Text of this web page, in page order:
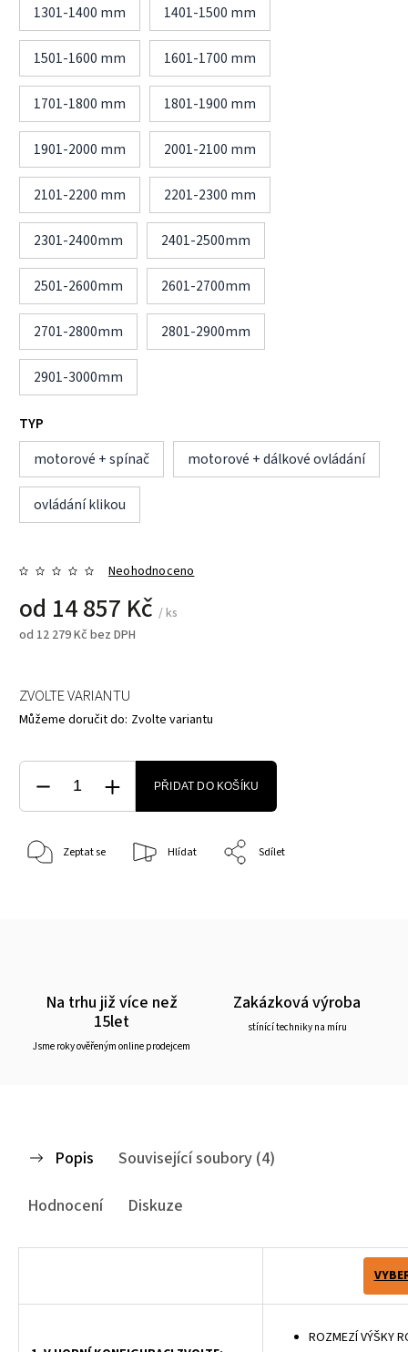
1301-1400 mm 1401-1500 mm
1501-1600 mm 1601-1700 mm
1701-1800 mm 1801-1900 mm
1901-2000 mm 2001-2100 mm
2101-2200 mm 2201-2300 mm
2301-2400mm 2401-2500mm
2501-2600mm 2601-2700mm
2701-2800mm 2801-2900mm
2901-3000mm
TYP
motorové + spínač
motorové + dálkové ovládání
ovládání klikou
Neohodnoceno
od 14 857 Kč / ks
od 12 279 Kč bez DPH
ZVOLTE VARIANTU
Můžeme doručit do: Zvolte variantu
PŘIDAT DO KOŠÍKU
Zeptat se Hlídat Sdílet
Na trhu již více než
15let
Jsme roky ověřeným online prodejcem
Zakázková výroba
stínící techniky na míru
Popis
Související soubory (4)
Hodnocení
Diskuze
ROZMEZÍ VÝŠKY